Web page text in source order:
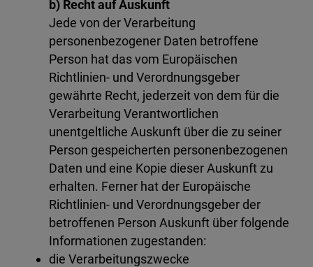
b) Recht auf Auskunft
Jede von der Verarbeitung
personenbezogener Daten betroffene
Person hat das vom Europäischen
Richtlinien- und Verordnungsgeber
gewährte Recht, jederzeit von dem für die
Verarbeitung Verantwortlichen
unentgeltliche Auskunft über die zu seiner
Person gespeicherten personenbezogenen
Daten und eine Kopie dieser Auskunft zu
erhalten. Ferner hat der Europäische
Richtlinien- und Verordnungsgeber der
betroffenen Person Auskunft über folgende
Informationen zugestanden:
die Verarbeitungszwecke